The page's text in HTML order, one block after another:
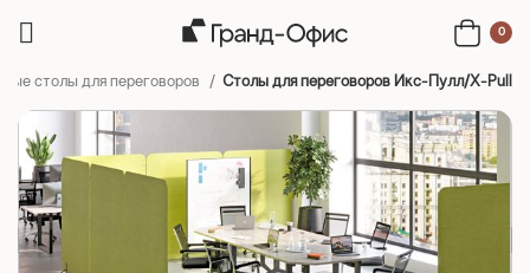
0
столы для переговоров Столы для переговоров Икс-Пулл/X-Pull